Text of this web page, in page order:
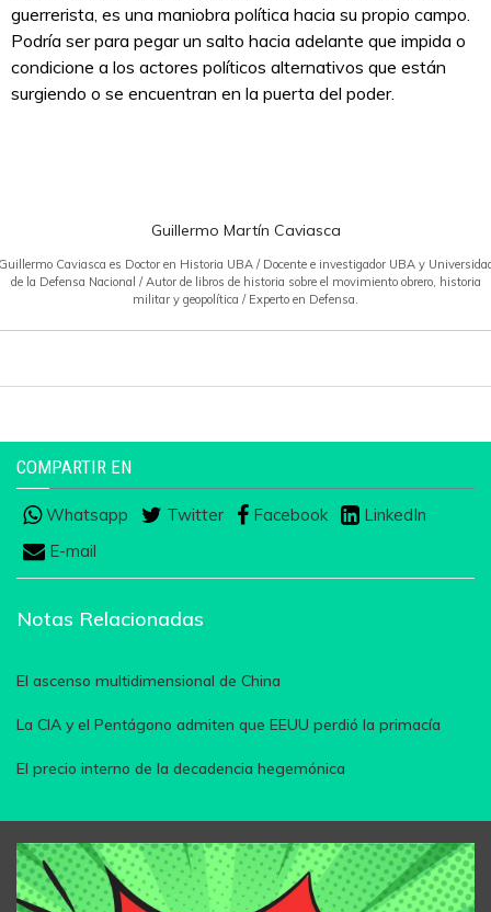
guerrerista, es una maniobra política hacia su propio campo.
Podría ser para pegar un salto hacia adelante que impida o
condicione a los actores políticos alternativos que están
surgiendo o se encuentran en la puerta del poder.
Guillermo Martín Caviasca
Caviasca es Doctor en Historia UBA / Docente e investigador UBA y
de la Defensa Nacional / Autor de libros de historia sobre el movimiento obrero, historia
militar y geopolítica / Experto en Defensa.
COMPARTIR EN
Whatsapp Twitter Facebook
LinkedIn
E-mail
Notas Relacionadas
El ascenso multidimensional de China
La CIA y el Pentágono admiten que EEUU perdió la primacía
El precio interno de la decadencia hegemónica